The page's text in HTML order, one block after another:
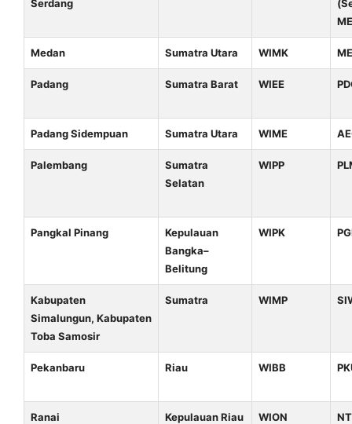
Serdang
Medan Sumatra Utara WIMK
Padang Sumatra Barat WIEE
Padang Sidempuan Sumatra Utara WIME
Palembang
Sumatra
Selatan
WIPP
Pangkal Pinang
Kepulauan
Bangka–
Belitung
WIPK
Kabupaten
Simalungun, Kabupaten
Toba Samosir
Sumatra WIMP
Pekanbaru Riau WIBB
Ranai Kepulauan Riau WION